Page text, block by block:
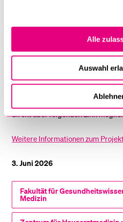
Alle
Auswahl
erfolgt in einem nächsten Schritt
Befragung.
Ansprechpersonen am Zentrum
Community Care sind Ass.-Prof.
Patricia Lampart.
Eine Teilnahme für interessierte
direkt über folgenden Link
Weitere Informationen zum
3. Juni 2026
Fakultät für
Medizin